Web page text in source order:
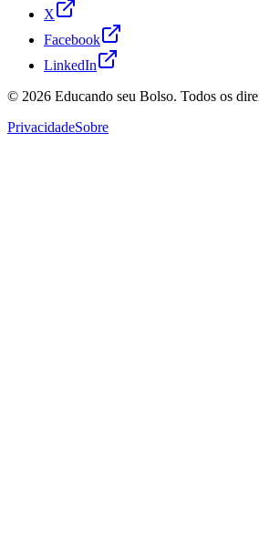
X
Facebook
LinkedIn
© 2026 Educando seu Bolso. Todos os
PrivacidadeSobre